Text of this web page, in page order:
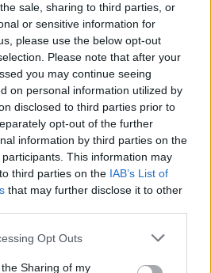
sale, sharing to third parties, or
or sensitive information for
please use the below opt-out
Please note that after your
you may continue seeing
on personal information utilized by
disclosed to third parties prior to
opt-out of the further
information by third parties on the
participants. This information may
third parties on the IAB’s List of
that may further disclose it to other
app uses one or more Google
usage behaviour. You may click to
Opt Outs
Sharing of my
Kāduncis mugurā!
Bagātā Krievijas
kaimiņvalsts praktiski
atteikusies no Krievijas
naftas iepirkšanas